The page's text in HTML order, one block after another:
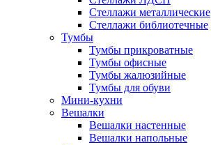
Стеллажи металлические
Стеллажи библиотечные
Тумбы
Тумбы прикроватные
Тумбы офисные
Тумбы жалюзийные
Тумбы для обуви
Мини-кухни
Вешалки
Вешалки настенные
Вешалки напольные